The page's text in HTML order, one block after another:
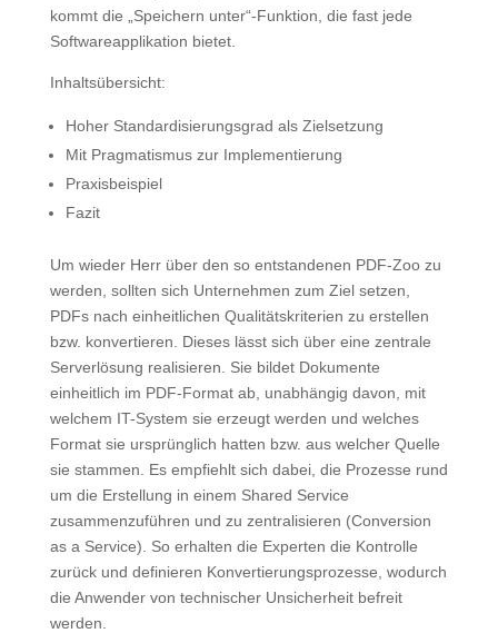
kommt die „Speichern unter“-Funktion, die fast jede
Softwareapplikation bietet.
Inhaltsübersicht:
Hoher Standardisierungsgrad als Zielsetzung
Mit Pragmatismus zur Implementierung
Praxisbeispiel
Fazit
Um wieder Herr über den so entstandenen PDF-Zoo zu
werden, sollten sich Unternehmen zum Ziel setzen,
PDFs nach einheitlichen Qualitätskriterien zu erstellen
bzw. konvertieren. Dieses lässt sich über eine zentrale
Serverlösung realisieren. Sie bildet Dokumente
einheitlich im PDF-Format ab, unabhängig davon, mit
welchem IT-System sie erzeugt werden und welches
Format sie ursprünglich hatten bzw. aus welcher Quelle
sie stammen. Es empfiehlt sich dabei, die Prozesse rund
um die Erstellung in einem Shared Service
zusammenzuführen und zu zentralisieren (Conversion
as a Service). So erhalten die Experten die Kontrolle
zurück und definieren Konvertierungsprozesse, wodurch
die Anwender von technischer Unsicherheit befreit
werden.